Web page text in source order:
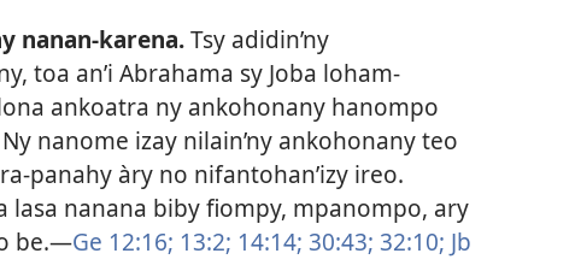
nanan-karena.Tsy adidin’ny
toa an’i Abrahama sy Joba loham-
ankoatra ny ankohonany hanompo
nanome izay nilain’ny ankohonany teo
panahy àry no nifantohan’izy ireo.
lasa nanana biby fiompy, mpanompo, ary
be.​—Ge 12:16; 13:2; 14:14; 30:43; 32:10; Jb